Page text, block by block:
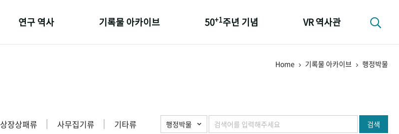
연구 역사
간행물 변천사
기록물 아카이브
영상 기록물
50+1주년 기념
세계와 함께 한 KIHASA
VR 역사관
Home 기록물 아카이브 행정박물
상장상패류 사무집기류 기타류 검색